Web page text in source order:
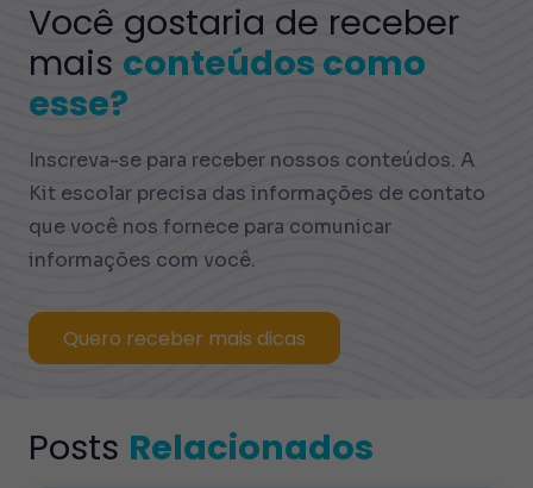
Você gostaria de receber
mais conteúdos como
esse?
Inscreva-se para receber nossos conteúdos. A
Kit escolar precisa das informações de contato
que você nos fornece para comunicar
informações com você.
Quero receber mais dicas
Posts Relacionados